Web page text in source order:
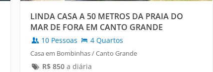
LINDA CASA A 50 METROS DA PRAIA DO
MAR DE FORA EM CANTO GRANDE
10 Pessoas 4 Quartos
Casa em Bombinhas / Canto Grande
R$ 850a diária